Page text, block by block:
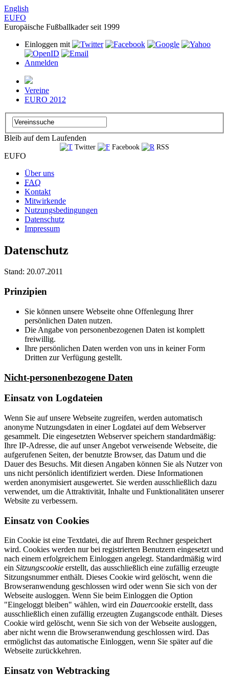
English
EUFO
Europäische Fußballkader seit 1999
Einloggen mit
Anmelden
Vereine
EURO 2012
Bleib auf dem Laufenden
Twitter Facebook RSS
EUFO
Über uns
FAQ
Kontakt
Mitwirkende
Nutzungsbedingungen
Datenschutz
Impressum
Datenschutz
Stand: 20.07.2011
Prinzipien
Sie können unsere Webseite ohne Offenlegung Ihrer
persönlichen Daten nutzen.
Die Angabe von personenbezogenen Daten ist komplett
freiwillig.
Ihre persönlichen Daten werden von uns in keiner Form
Dritten zur Verfügung gestellt.
Nicht-personenbezogene Daten
Einsatz von Logdateien
Wenn Sie auf unsere Webseite zugreifen, werden automatisch
anonyme Nutzungsdaten in einer Logdatei auf dem Webserver
gesammelt. Die eingesetzten Webserver speichern standardmäßig:
Ihre IP-Adresse, die auf unser Angebot verweisende Webseite, die
aufgerufenen Seiten, der benutzte Browser, das Datum und die
Dauer des Besuchs. Mit diesen Angaben können Sie als Nutzer von
uns nicht persönlich identifiziert werden. Diese Informationen
werden anonymisiert ausgewertet. Sie werden ausschließlich dazu
verwendet, um die Attraktivität, Inhalte und Funktionalitäten unserer
Website zu verbessern.
Einsatz von Cookies
Ein Cookie ist eine Textdatei, die auf Ihrem Rechner gespeichert
wird. Cookies werden nur bei registrierten Benutzern eingesetzt und
nach einem erfolgreichem Einloggen angelegt. Standardmäßig wird
ein Sitzungscookie erstellt, das ausschließlich eine zufällig erzeugte
Sitzungsnummer enthält. Dieses Cookie wird gelöscht, wenn die
Browseranwendung geschlossen wird oder wenn Sie sich von der
Webseite ausloggen. Wenn Sie beim Einloggen die Option
"Eingeloggt bleiben" wählen, wird ein Dauercookie erstellt, dass
ausschließlich einen zufällig erzeugten Zugangscode enthält. Dieses
Cookie wird gelöscht, wenn Sie sich von der Webseite ausloggen,
aber nicht wenn die Browseranwendung geschlossen wird. Das
ermöglichst das automatische Einloggen, wenn Sie später auf die
Webseite zurückkehren.
Einsatz von Webtracking